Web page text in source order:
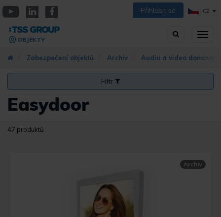
Přejít
k
hlavnímu
obsahu
Přihlásit se CZ
Vyhledávání
OBJEKTY
Zabezpečení objektů Archiv Audio a video domovní
Filtr
Easydoor
47 produktů
Archiv